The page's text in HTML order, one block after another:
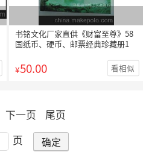
书铭文化厂家直供《财富至尊》58
国纸币、硬币、邮票经典珍藏册1
¥50.00 看相似
下一页
尾页
页 确定